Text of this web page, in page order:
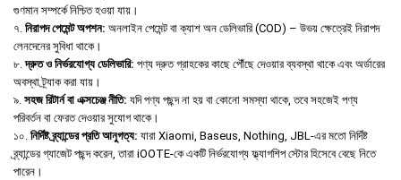
গুণমান সম্পর্কে নিশ্চিত হওয়া যায়।
৭. নিরাপদ পেমেন্ট অপশন: অনলাইন পেমেন্ট বা ক্যাশ অন ডেলিভারি (COD) – উভয় ক্ষেত্রেই নিরাপদ
লেনদেনের সুবিধা থাকে।
৮.দ্রুত ও নির্ভরযোগ্য ডেলিভারি: পণ্য দ্রুত গ্রাহকের কাছে পৌঁছে দেওয়ার ব্যবস্থা থাকে এবং অর্ডারের
অবস্থা ট্র্যাক করা যায়।
৯. সহজ রিটার্ন বা এক্সচেঞ্জ নীতি: যদি পণ্য পছন্দ না হয় বা কোনো সমস্যা থাকে, তবে সহজেই পণ্য
পরিবর্তন বা ফেরত দেওয়ার সুযোগ থাকে।
১০. নির্দিষ্ট ব্র্যান্ডের প্রতি আনুগত্য: যারা Xiaomi, Baseus, Nothing, JBL-এর মতো নির্দিষ্ট
ব্র্যান্ডের গ্যাজেট পছন্দ করেন, তারা iOOTE-কে একটি নির্ভরযোগ্য ফ্ল্যাগশিপ স্টোর হিসেবে বেছে নিতে
পারেন।